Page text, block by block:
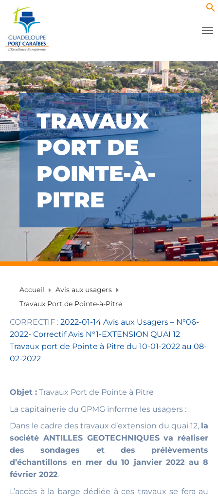
TRAVAUX
PORT DE
POINTE-À-
PITRE
Accueil
Avis aux usagers
Travaux Port de Pointe-à-Pitre
CORRECTIF : 2022-01-14 Avis aux Usagers – N°06-
2022- Correctif Avis N°1-EXTENSION QUAI 12
Travaux port de Pointe à Pitre du 10-01-2022 au 08-
02-2022
Objet : Travaux Port de Pointe à Pitre
La capitainerie du GPMG informe les usagers :
Dans le cadre des travaux d’extension du quai 12, la
société ANTILLES GEOTECHNIQUES va réaliser
des sondages et des prélèvements
d’échantillons en mer du 10 janvier 2022 au 8
février 2022.
L’accès à la barge dédiée à ces travaux se fera au